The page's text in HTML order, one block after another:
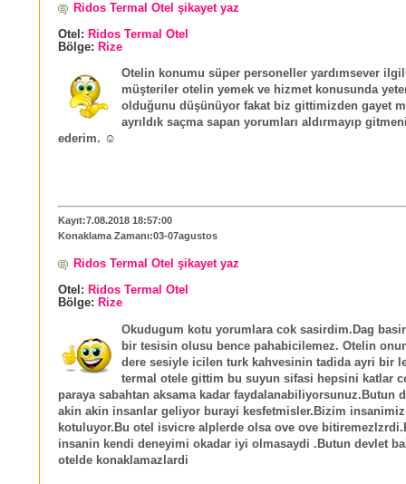
Ridos Termal Otel şikayet yaz
Otel: Ridos Termal Otel
Bölge: Rize
Otelin konumu süper personeller yardımsever
müşteriler otelin yemek ve hizmet konusunda
olduğunu düşünüyor fakat biz gittimizden gayet
ayrıldık saçma sapan yorumları aldırmayıp
ederim. ☺
Kayıt:7.08.2018 18:57:00
Konaklama Zamanı:03-07agustos
Ridos Termal Otel şikayet yaz
Otel: Ridos Termal Otel
Bölge: Rize
Okudugum kotu yorumlara cok sasirdim.Dag
bir tesisin olusu bence pahabicilemez. Otelin
dere sesiyle icilen turk kahvesinin tadida ayri bir
termal otele gittim bu suyun sifasi hepsini katlar
paraya sabahtan aksama kadar faydalanabiliyorsunuz.Butun
akin akin insanlar geliyor burayi kesfetmisler.Bizim
kotuluyor.Bu otel isvicre alplerde olsa ove ove
insanin kendi deneyimi okadar iyi olmasaydi .Butun devlet
otelde konaklamazlardi